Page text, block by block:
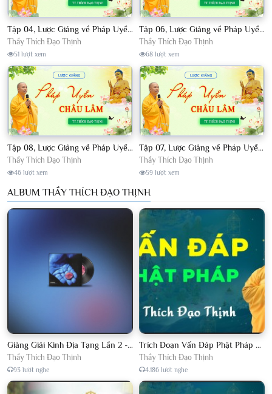
Tập 04, Lược Giảng về Pháp Uyển Châu Lâm, Chủ giảng TT. Thích Đạo Thịnh
Thầy Thích Đạo Thịnh
51 lượt xem
Tập 06, Lược Giảng về Pháp Uyển Châu Lâm, Chủ giảng TT. Thích Đạo Thịnh
Thầy Thích Đạo Thịnh
68 lượt xem
Tập 08, Lược Giảng về Pháp Uyển Châu Lâm, Chủ giảng TT. Thích Đạo Thịnh.
Thầy Thích Đạo Thịnh
46 lượt xem
Tập 07, Lược Giảng về Pháp Uyển Châu Lâm, Chủ giảng TT Thích Đạo Thịnh
Thầy Thích Đạo Thịnh
59 lượt xem
ALBUM THẦY THÍCH ĐẠO THỊNH
Giảng Giải Kinh Địa Tạng Lần 2 - Thầy Thích Đạo Thịnh - Diệu Pháp Khai Tâm
Thầy Thích Đạo Thịnh
93 lượt nghe
Trích Đoạn Vấn Đáp Phật Pháp 2022
Thầy Thích Đạo Thịnh
4.186 lượt nghe